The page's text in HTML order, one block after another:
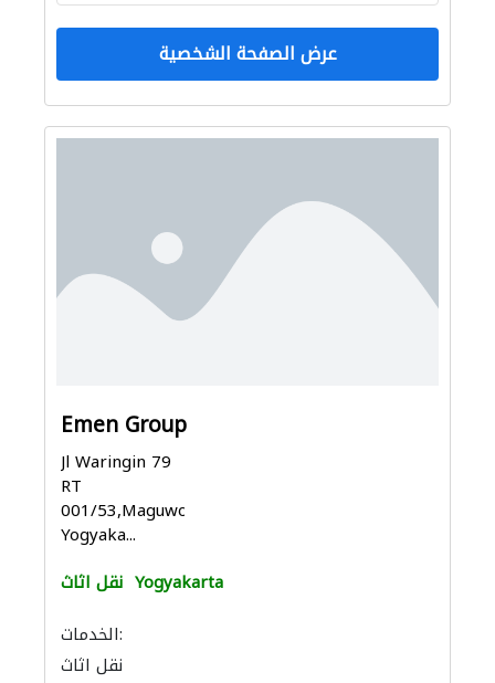
عرض الصفحة الشخصية
Emen Group
Jl Waringin 79
RT
001/53,Maguworejo,Depok,
Yogyaka...
نقل اثاث Yogyakarta
الخدمات:
نقل اثاث